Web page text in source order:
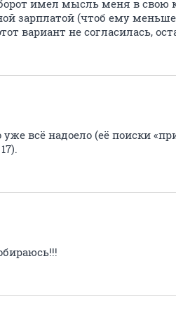
имел мысль меня в свою
зарплатой (чтоб ему
вариант не согласилась,
всё надоело (её поиски